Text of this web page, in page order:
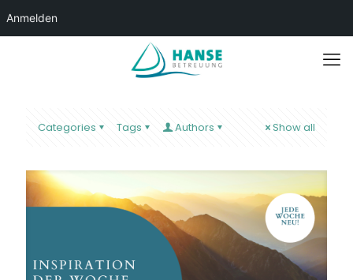
Categories Tags Authors Show all
Anmelden